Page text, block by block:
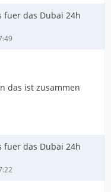
fuer das Dubai 24h
das ist zusammen
fuer das Dubai 24h